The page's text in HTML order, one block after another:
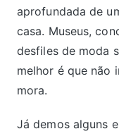
aprofundada de
casa. Museus,
desfiles de moda
melhor é que não
mora.
Já demos alguns